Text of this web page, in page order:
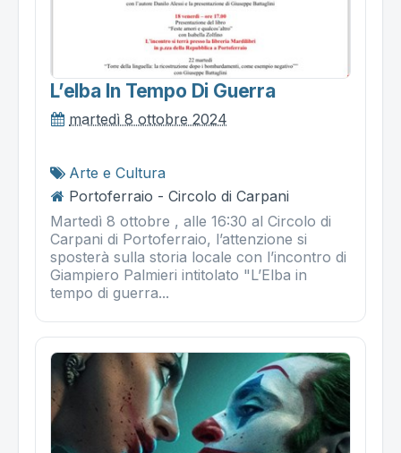
L’elba In Tempo Di Guerra
martedì 8 ottobre 2024
Arte e Cultura
Portoferraio - Circolo di Carpani
Martedì 8 ottobre , alle 16:30 al Circolo di
Carpani di Portoferraio, l’attenzione si
sposterà sulla storia locale con l’incontro di
Giampiero Palmieri intitolato "L’Elba in
tempo di guerra...